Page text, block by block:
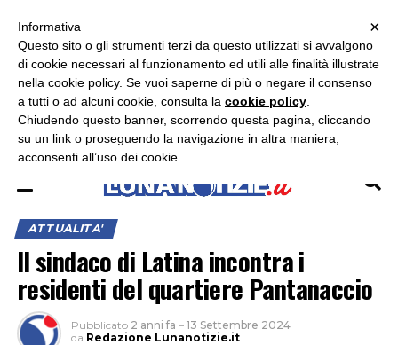
ASCOLTA RADIO LUNA
ATTUALITA'
Il sindaco di Latina incontra i
residenti del quartiere Pantanaccio
Pubblicato 2 anni fa – 13 Settembre 2024
da Redazione Lunanotizie.it
×
Informativa
Questo sito o gli strumenti terzi da questo utilizzati si avvalgono
di cookie necessari al funzionamento ed utili alle finalità illustrate
nella cookie policy. Se vuoi saperne di più o negare il consenso
a tutti o ad alcuni cookie, consulta la cookie policy
Chiudendo questo banner, scorrendo questa pagina, cliccando
su un link o proseguendo la navigazione in altra maniera,
acconsenti all’uso dei cookie.